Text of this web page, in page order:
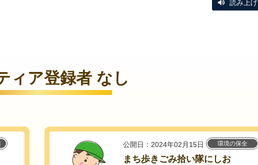
読み上げ
ィア登録者 なし
公開日：2024年02月15日 環境の保全
まち歩きごみ拾い隊にしお